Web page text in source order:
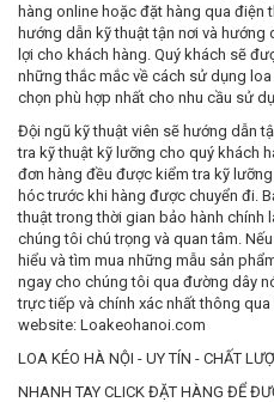
hàng online hoặc đặt hàng qua điện
hướng dẫn kỹ thuật tận nơi và
lợi cho khách hàng. Quý khách sẽ
những thắc mắc về cách sử dụng
chọn phù hợp nhất cho nhu cầu sử
Đội ngũ kỹ thuật viên sẽ hướng dẫn
tra kỹ thuật kỹ lưỡng cho quý khách
đơn hàng đều được kiểm tra kỹ
hóc trước khi hàng được chuyển đi.
thuật trong thời gian bảo hành chính
chúng tôi chú trọng và quan tâm.
hiểu và tìm mua những mẫu sản
ngay cho chúng tôi qua đường dây
trực tiếp và chính xác nhất thông qua
website: Loakeohanoi.com
LOA KÉO HÀ NỘI - UY TÍN - CHẤT
NHANH TAY CLICK ĐẶT HÀNG ĐỂ